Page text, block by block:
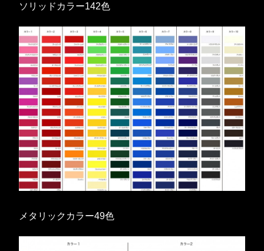
ソリッドカラー142色
メタリックカラー49色